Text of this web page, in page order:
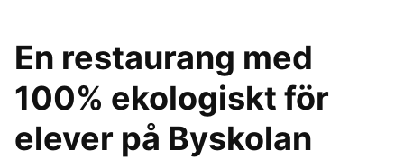
En restaurang med
100% ekologiskt för
elever på Byskolan